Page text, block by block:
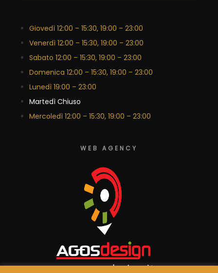
Giovedì 12:00 – 15:30, 19:00 – 23:00
Venerdì 12:00 – 15:30, 19:00 – 23:00
Sabato 12:00 – 15:30, 19:00 – 23:00
Domenica 12:00 – 15:30, 19:00 – 23:00
Lunedì 19:00 – 23:00
Martedì Chiuso
Mercoledì 12:00 – 15:30, 19:00 – 23:00
WEB AGENCY